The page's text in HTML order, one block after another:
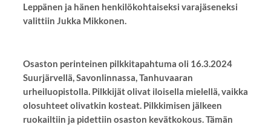
Leppänen ja hänen henkilökohtaiseksi varajäseneksi
valittiin Jukka Mikkonen.
Osaston perinteinen pilkkitapahtuma oli 16.3.2024
Suurjärvellä, Savonlinnassa, Tanhuvaaran
urheiluopistolla. Pilkkijät olivat iloisella mielellä, vaikka
olosuhteet olivatkin kosteat. Pilkkimisen jälkeen
ruokailtiin ja pidettiin osaston kevätkokous. Tämän